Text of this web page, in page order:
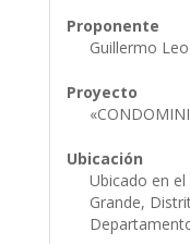
Proponente
Guillermo
Proyecto
Ubicación
Ubicado en
Grande,